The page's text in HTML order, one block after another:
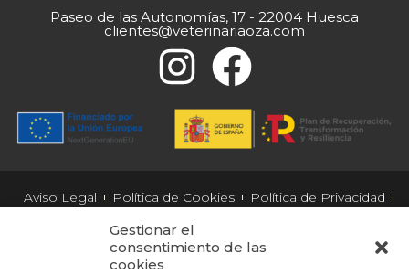
Gestionar el
consentimiento de las
cookies
Paseo de las Autonomías, 17 - 22004 Huesca
clientes@veterinariaoza.com
2026 © Policlínica OZA
Aviso Legal Política de Cookies
Política de Privacidad